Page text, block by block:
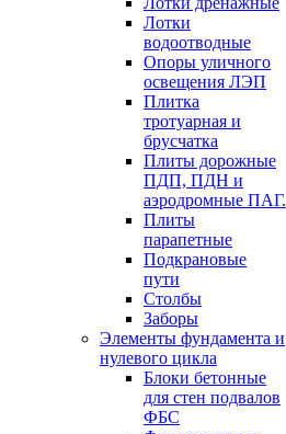
Лотки
водоотводные
Опоры уличного
освещения ЛЭП
Плитка
тротуарная и
брусчатка
Плиты дорожные
ПДП, ПДН и
аэродромные ПАГ.
Плиты
парапетные
Подкрановые
пути
Столбы
Заборы
Элементы фундамента и
нулевого цикла
Блоки бетонные
для стен подвалов
ФБС